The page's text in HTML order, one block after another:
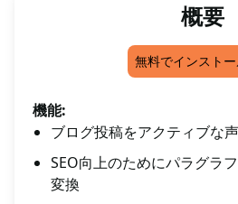
概要
無料でインスト
機能:
ブログ投稿をアクティブな
SEO向上のためにパラグラ
変換